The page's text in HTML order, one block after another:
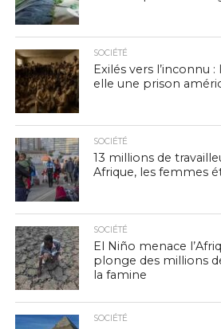
SOCIÉTÉ
Exilés vers l’inconnu :
elle une prison
SOCIÉTÉ
13 millions de
Afrique, les femmes
SOCIÉTÉ
El Niño menace
plonge des millions
la famine
SOCIÉTÉ